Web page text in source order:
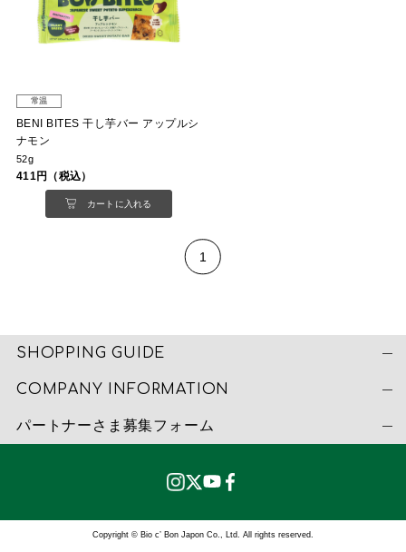
常温
BENI BITES 干し芋バー アップルシ
ナモン
52g
411円（税込）
カートに入れる
1
SHOPPING GUIDE
COMPANY INFORMATION
パートナーさま募集フォーム
Copyright © Bio c’ Bon Japon Co., Ltd. All rights reserved.